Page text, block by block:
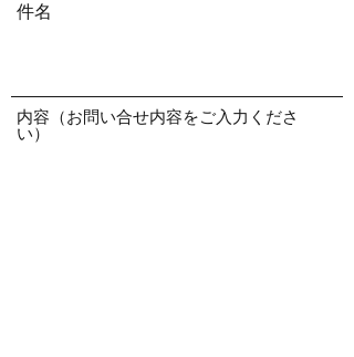
件名
内容（お問い合せ内容をご入力くださ
い）